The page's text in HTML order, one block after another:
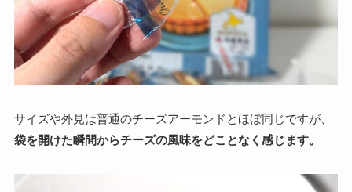
サイズや外見は普通のチーズアーモンドとほぼ同じですが、
袋を開けた瞬間からチーズの風味をどことなく感じます。